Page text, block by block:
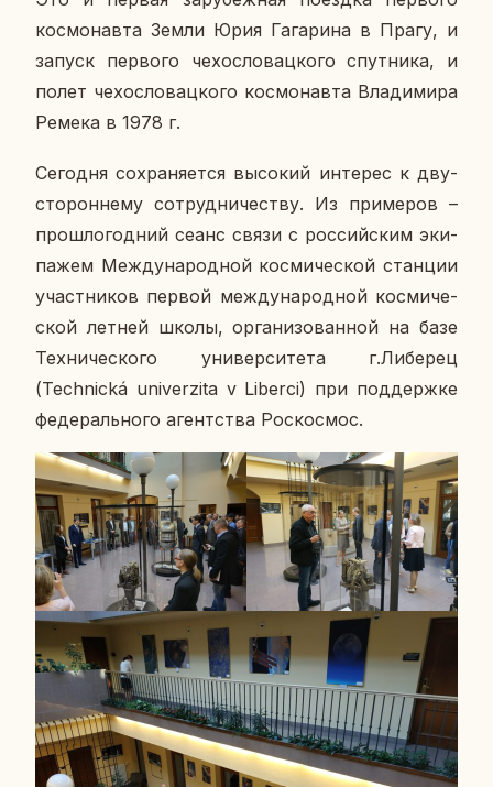
кос­мо­нав­та Земли Юрия Га­га­ри­на в Прагу, и
запуск пер­во­го че­хо­сло­вац­ко­го спут­ни­ка, и
полет че­хо­сло­вац­ко­го кос­мо­нав­та Вла­ди­ми­ра
Ремека в 1978 г.
Се­го­дня со­хра­ня­ет­ся вы­со­кий ин­те­рес к дву­
сто­рон­не­му со­труд­ни­че­ству. Из при­ме­ров –
про­шло­год­ний сеанс связи с рос­сий­ским эки­
па­жем Меж­ду­на­род­ной кос­ми­че­ской стан­ции
участ­ни­ков первой меж­ду­на­род­ной кос­ми­че­
ской летней школы, ор­га­ни­зо­ван­ной на базе
Тех­ни­че­ско­го уни­вер­си­те­та г.Ли­бе­рец
(Technická univerzita v Liberci) при под­держ­ке
фе­де­раль­но­го агент­ства Ро­с­кос­мос.